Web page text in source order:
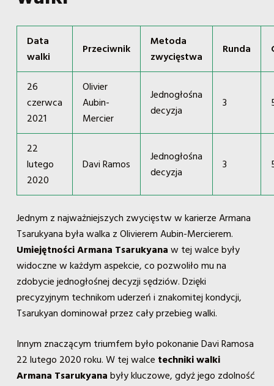
Data
walki
Przeciwnik
Metoda
zwycięstwa
Runda
26
czerwca
2021
Olivier
Aubin-
Mercier
Jednogłośna
decyzja
3
22
lutego
2020
Davi Ramos
Jednogłośna
decyzja
3
Jednym z najważniejszych zwycięstw w karierze Armana
Tsarukyana była walka z Olivierem Aubin-Mercierem.
Umiejętności Armana Tsarukyana w tej walce były
widoczne w każdym aspekcie, co pozwoliło mu na
zdobycie jednogłośnej decyzji sędziów. Dzięki
precyzyjnym technikom uderzeń i znakomitej kondycji,
Tsarukyan dominował przez cały przebieg walki.
Innym znaczącym triumfem było pokonanie Davi Ramosa
22 lutego 2020 roku. W tej walce techniki walki
Armana Tsarukyana były kluczowe, gdyż jego zdolność